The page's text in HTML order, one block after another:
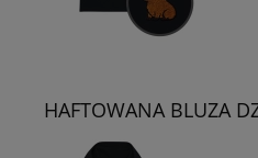
HAFTOWANA BLUZA